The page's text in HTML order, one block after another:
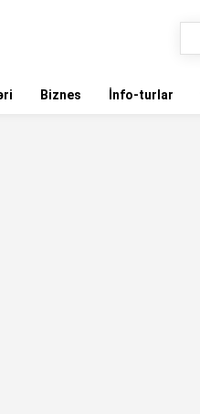
Biznes İnfo-turlar